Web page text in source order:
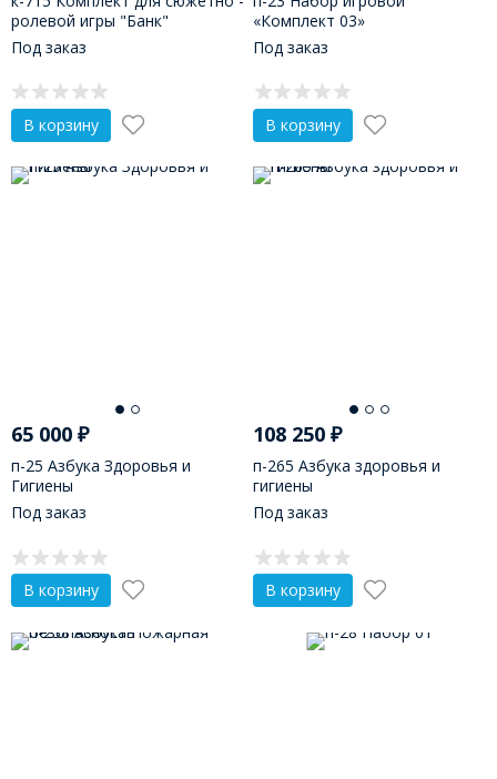
ролевой игры "Банк"
Под заказ
В корзину
«Комплект 03»
Под заказ
В корзину
65 000 ₽
п-25 Азбука Здоровья и
Гигиены
Под заказ
В корзину
108 250₽
п-265 Азбука здоровья и
гигиены
Под заказ
В корзину